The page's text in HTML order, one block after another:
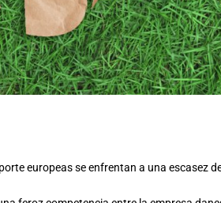
europeas se enfrentan a una escasez